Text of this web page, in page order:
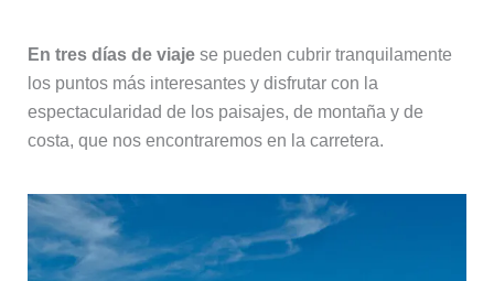
En tres días de viajese pueden cubrir tranquilamente
los puntos más interesantes y disfrutar con la
espectacularidad de los paisajes, de montaña y de
costa, que nos encontraremos en la carretera.